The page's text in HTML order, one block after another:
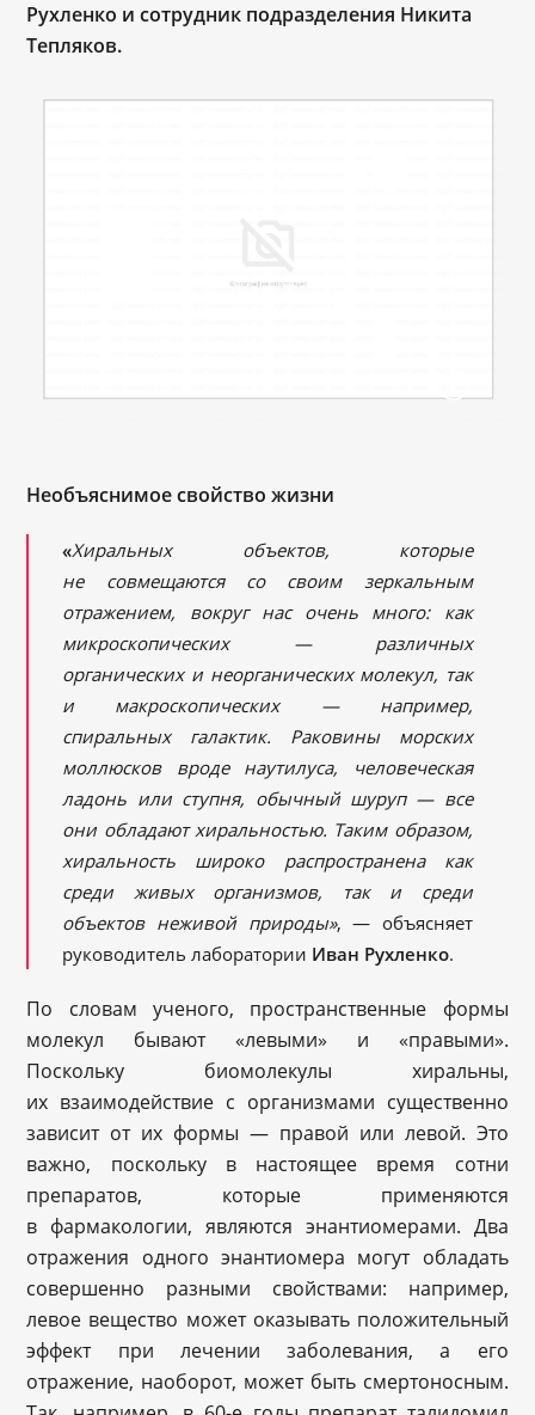
Рухленко и сотрудник подразделения Никита
Тепляков.
Необъяснимое свойство жизни
«Хиральных объектов, которые
не совмещаются со своим зеркальным
отражением, вокруг нас очень много: как
микроскопических — различных
органических и неорганических молекул, так
и макроскопических — например,
спиральных галактик. Раковины морских
моллюсков вроде наутилуса, человеческая
ладонь или ступня, обычный шуруп — все
они обладают хиральностью. Таким образом,
хиральность широко распространена как
среди живых организмов, так и среди
объектов неживой природы», — объясняет
руководитель лаборатории Иван Рухленко.
По словам ученого, пространственные формы
молекул бывают «левыми» и «правыми».
Поскольку биомолекулы хиральны,
их взаимодействие с организмами существенно
зависит от их формы — правой или левой. Это
важно, поскольку в настоящее время сотни
препаратов, которые применяются
в фармакологии, являются энантиомерами. Два
отражения одного энантиомера могут обладать
совершенно разными свойствами: например,
левое вещество может оказывать положительный
эффект при лечении заболевания, а его
отражение, наоборот, может быть смертоносным.